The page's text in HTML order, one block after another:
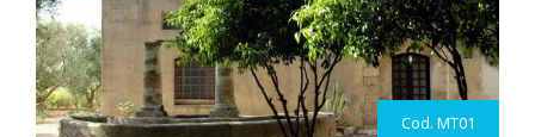
Cod. MT01